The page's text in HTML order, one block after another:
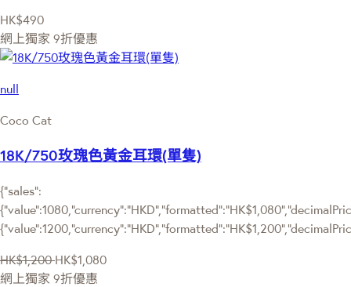
HK$490
網上獨家 9折優惠
null
Coco Cat
18K/750玫瑰色黃金耳環(單隻)
{"sales":
HK$1,200 HK$1,080
網上獨家 9折優惠